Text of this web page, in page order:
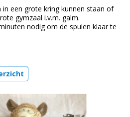
in een grote kring kunnen staan of
gymzaal i.v.m. galm.
nodig om de spulen klaar te